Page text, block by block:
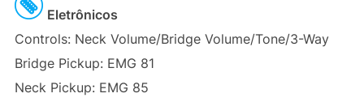
Eletrônicos
Controls: Neck Volume/Bridge Volume/Tone/3-Way
Bridge Pickup: EMG 81
Neck Pickup: EMG 85